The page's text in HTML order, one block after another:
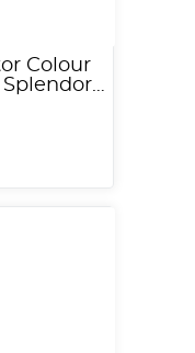
Colour
Splendor